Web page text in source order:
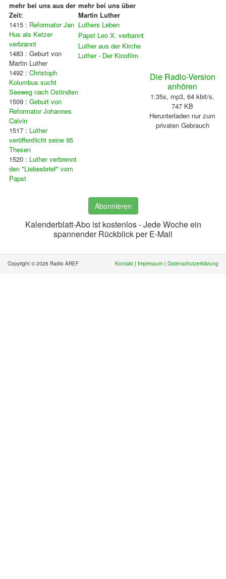
mehr bei uns aus der
Zeit:
mehr bei uns über
Martin Luther
1415 : Reformator Jan
Hus als Ketzer
verbrannt
1483 : Geburt von
Martin Luther
1492 : Christoph
Kolumbus sucht
Seeweg nach Ostindien
1509 : Geburt von
Reformator Johannes
Calvin
1517 : Luther
veröffentlicht seine 95
Thesen
1520 : Luther verbrennt
den "Liebesbrief" vom
Papst
Luthers Leben
Papst Leo X. verbannt
Luther aus der Kirche
Luther - Der Kinofilm
Die Radio-Version
anhören
1:35s, mp3, 64 kbit/s,
747 KB
Herunterladen nur zum
privaten Gebrauch
Abonnieren
Kalenderblatt-Abo ist kostenlos - Jede Woche ein
spannender Rückblick per E-Mail
Copyright © 2026 Radio AREF Kontakt | Impressum | Datenschutzerklärung